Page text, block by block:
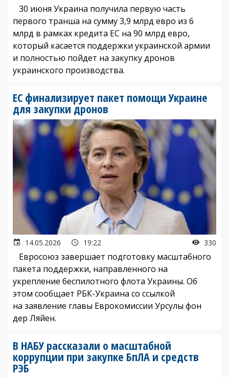
30 июня Украина получила первую часть
первого транша на сумму 3,9 млрд евро из 6
млрд в рамках кредита ЕС на 90 млрд евро,
который касается поддержки украинской армии
и полностью пойдет на закупку дронов
украинского производства.
ЕС финализирует пакет помощи Украине
для закупки дронов
14.05.2026 19:22 330
Евросоюз завершает подготовку масштабного
пакета поддержки, направленного на
укрепление беспилотного флота Украины. Об
этом сообщает РБК-Украина со ссылкой
на заявление главы Еврокомиссии Урсулы фон
дер Ляйен.
В НАБУ рассказали о масштабной
коррупции при закупке БпЛА и средств
РЭБ